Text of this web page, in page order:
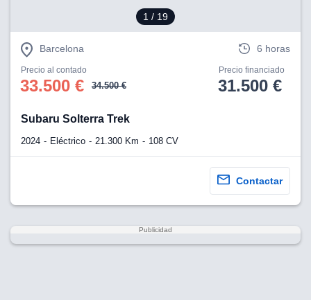
1 / 19
Barcelona 6 horas
Precio al contado
33.500 € 34.500 €
Precio financiado
31.500 €
Subaru Solterra Trek
2024 Eléctrico 21.300 Km 108 CV
Contactar